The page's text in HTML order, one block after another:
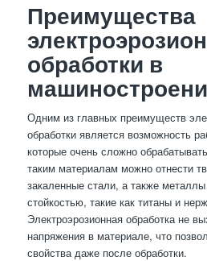
Преимущества
обработки в
Одним из главных преимуществ
обработки является возможность
которые очень сложно
таким материалам можно отнести
закаленные стали, а также
стойкостью, такие как титаны и
Электроэрозионная обработка не
напряжения в материале, что
свойства даже после обработки.